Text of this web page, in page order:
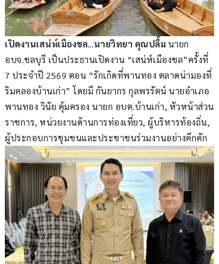
เปิดงานเสน่ห์เมืองชล…นายวิทยา คุณปลื้ม นายก
อบจ.ชลบุรี เป็นประธานเปิดงาน “เสน่ห์เมืองชล”ครั้งที่
7 ประจำปี 2569 ตอน “รักเกิดที่พานทอง ตลาดน่ามองที่
ริมคลองบ้านเก่า” โดยมี กันยากร กุลพรรัตน์ นายอำเภอ
พานทอง วินัย คุ้มครอง นายก อบต.บ้านเก่า, หัวหน้าส่วน
ราชการ, หน่วยงานด้านการท่องเที่ยว, ผู้บริหารท้องถิ่น,
ผู้ประกอบการชุมชนและประชาชนร่วมงานอย่างคึกคัก